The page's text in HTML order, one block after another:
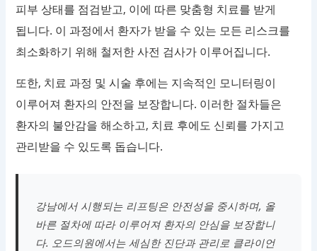
피부 상태를 점검받고, 이에 따른 맞춤형 치료를 받게
됩니다. 이 과정에서 환자가 받을 수 있는 모든 리스크를
최소화하기 위해 철저한 사전 검사가 이루어집니다.
또한, 치료 과정 및 시술 후에는 지속적인 모니터링이
이루어져 환자의 안전을 보장합니다. 이러한 절차들은
환자의 불안감을 해소하고, 치료 후에도 신뢰를 가지고
관리받을 수 있도록 돕습니다.
강남에서 시행되는 리프팅은 안전성을 중시하며, 올
바른 절차에 따라 이루어져 환자의 안심을 보장합니
다. 오드의원에서는 세심한 진단과 관리로 클라이언